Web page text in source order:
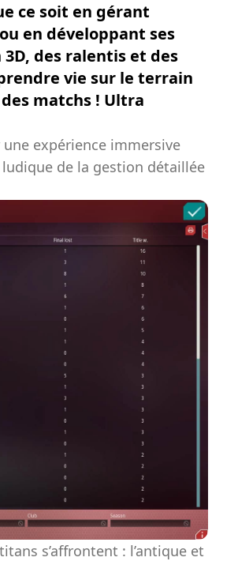
ce soit en gérant
en développant ses
des ralentis et des
vie sur le terrain
matchs ! Ultra
expérience immersive
de la gestion détaillée
s’affrontent : l’antique et